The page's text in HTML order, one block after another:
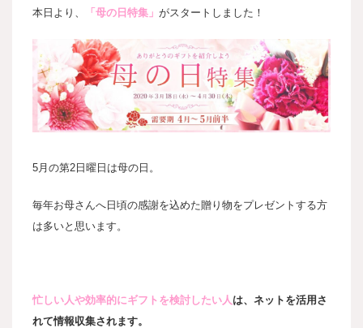
本日より、 「母の日特集」 がスタートしました！
5月の第2日曜日は母の日。
毎年お母さんへ日頃の感謝を込めた贈り物をプレゼントする方
は多いと思います。
忙しい人や効率的にギフトを検討したい人は、ネットを活用さ
れて情報収集されます。